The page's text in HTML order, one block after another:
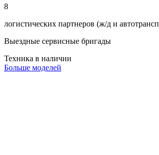
8
логистических партнеров (ж/д и
Выездные сервисные бригады
Техника в наличии
Больше моделей